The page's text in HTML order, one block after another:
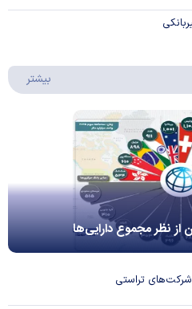
بیشتر
از نظر مجموع دارایی‌ها